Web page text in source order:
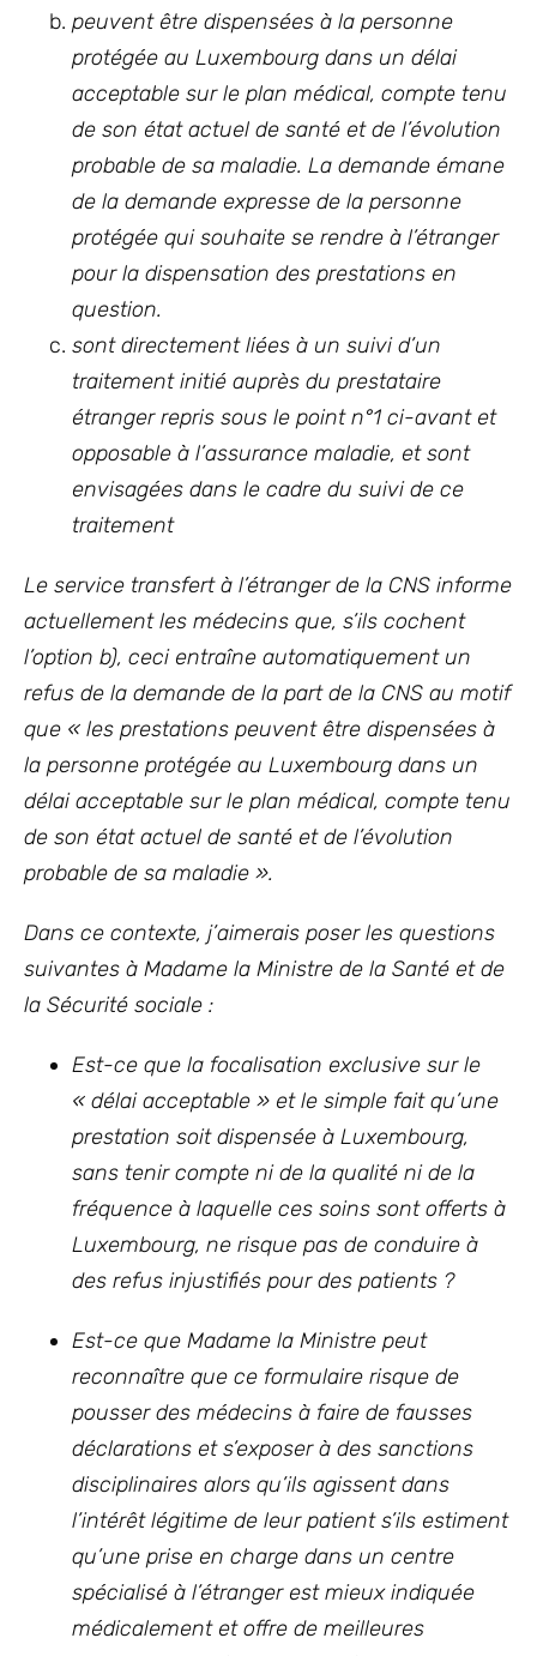
peuvent être dispensées à la personne
protégée au Luxembourg dans un délai
acceptable sur le plan médical, compte tenu
de son état actuel de santé et de l’évolution
probable de sa maladie. La demande émane
de la demande expresse de la personne
protégée qui souhaite se rendre à l’étranger
pour la dispensation des prestations en
question.
sont directement liées à un suivi d’un
traitement initié auprès du prestataire
étranger repris sous le point n°1 ci-avant et
opposable à l’assurance maladie, et sont
envisagées dans le cadre du suivi de ce
traitement
Le service transfert à l’étranger de la CNS informe
actuellement les médecins que, s’ils cochent
l’option b), ceci entraîne automatiquement un
refus de la demande de la part de la CNS au motif
que « les prestations peuvent être dispensées à
la personne protégée au Luxembourg dans un
délai acceptable sur le plan médical, compte tenu
de son état actuel de santé et de l’évolution
probable de sa maladie ».
Dans ce contexte, j’aimerais poser les questions
suivantes à Madame la Ministre de la Santé et de
la Sécurité sociale :
Est-ce que la focalisation exclusive sur le
« délai acceptable » et le simple fait qu’une
prestation soit dispensée à Luxembourg,
sans tenir compte ni de la qualité ni de la
fréquence à laquelle ces soins sont offerts à
Luxembourg, ne risque pas de conduire à
des refus injustifiés pour des patients ?
Est-ce que Madame la Ministre peut
reconnaître que ce formulaire risque de
pousser des médecins à faire de fausses
déclarations et s’exposer à des sanctions
disciplinaires alors qu’ils agissent dans
l’intérêt légitime de leur patient s’ils estiment
qu’une prise en charge dans un centre
spécialisé à l’étranger est mieux indiquée
médicalement et offre de meilleures